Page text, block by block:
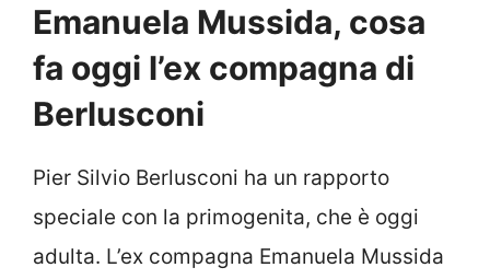
Emanuela Mussida, cosa
fa oggi l’ex compagna di
Berlusconi
Pier Silvio Berlusconi ha un rapporto
speciale con la primogenita, che è oggi
adulta. L’ex compagna Emanuela Mussida